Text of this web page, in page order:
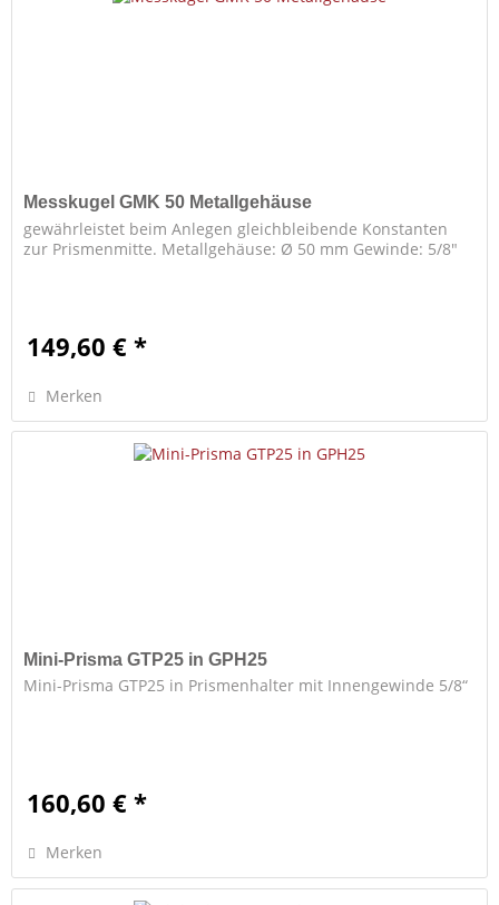
Messkugel GMK 50 Metallgehäuse
gewährleistet beim Anlegen gleichbleibende Konstanten
zur Prismenmitte. Metallgehäuse: Ø 50 mm Gewinde: 5/8"
149,60 € *
Merken
Mini-Prisma GTP25 in GPH25
Mini-Prisma GTP25 in Prismenhalter mit Innengewinde 5/8“
160,60 € *
Merken